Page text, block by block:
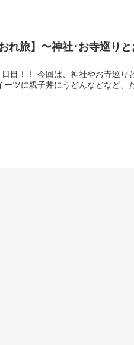
れ旅】〜神社･お寺巡り
目！！ 今回は、神社やお寺巡り
ーツに親子丼にうどんなどなど、